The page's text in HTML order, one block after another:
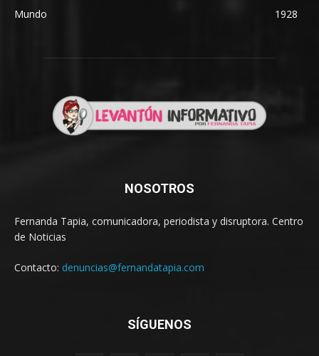
Mundo
1928
NOSOTROS
Fernanda Tapia, comunicadora, periodista y disruptora. Centro
de Noticias
Contacto: denuncias@fernandatapia.com
SÍGUENOS